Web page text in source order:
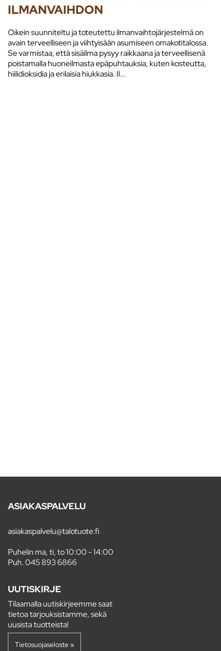
ILMANVAIHDON
Oikein suunniteltu ja toteutettu ilmanvaihtojärjestelmä on
avain terveelliseen ja viihtyisään asumiseen omakotitalossa.
Se varmistaa, että sisäilma pysyy raikkaana ja terveellisenä
poistamalla huoneilmasta epäpuhtauksia, kuten kosteutta,
hiilidioksidia ja erilaisia hiukkasia. Il...
ASIAKASPALVELU
asiakaspalvelu@talotuote.fi
Puhelin ma, ti, to 10:00 - 14:00
Puh.045 893 6866
UUTISKIRJE
Tilaamalla uutiskirjeemme saat
tietoa tarjouksistamme, sekä
uusista tuotteista!
Tietosuojaseloste »